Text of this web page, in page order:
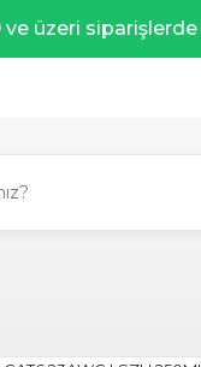
ve üzeri siparişlerde